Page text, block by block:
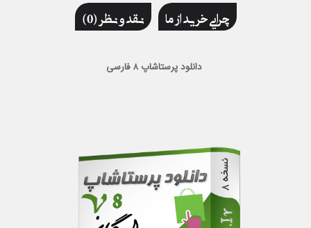
چرایی خرید از ما
نقد و نظر (0)
دانلود پرستاشاپ 8 فارسی